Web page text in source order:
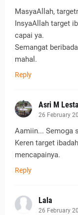
MasyaAllah,
InsyaAllah target
capai ya.
Semangat
mahal.
Reply
Asri M
26 February
Aamiin... Semoga
Keren target
mencapainya.
Reply
Lala
26 February